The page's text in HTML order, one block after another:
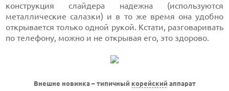
конструкция слайдера надежна (используются
металлические салазки) и в то же время она удобно
открывается только одной рукой. Кстати, разговаривать
по телефону, можно и не открывая его, это здорово.
Внешне новинка – типичный корейский аппарат